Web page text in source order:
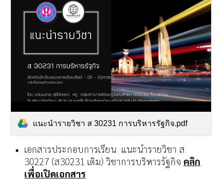
แนะนำรายวิชา ส 30231 การบริหารรัฐกิจ.pdf
เอกสารประกอบการเรียน แนะนำรายวิชา ส
30227 (ส30231 เดิม) วิชาการบริหารรัฐกิจ คลิก
เพื่อเปิดเอกสาร